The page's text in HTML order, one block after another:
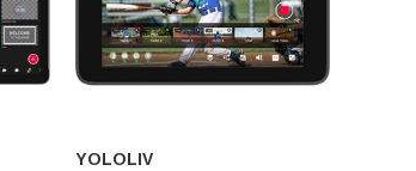
YOLOLIV